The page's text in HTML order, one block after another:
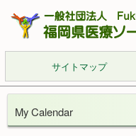
サイトマップ
My Calendar